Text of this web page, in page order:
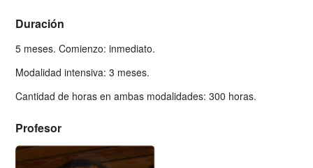
Duración
5 meses. Comienzo: inmediato.
Modalidad intensiva: 3 meses.
Cantidad de horas en ambas modalidades: 300 horas.
Profesor